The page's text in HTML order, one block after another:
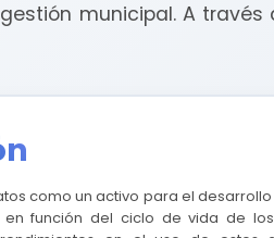
municipal. A
como un activo para el
en función del ciclo de vida de